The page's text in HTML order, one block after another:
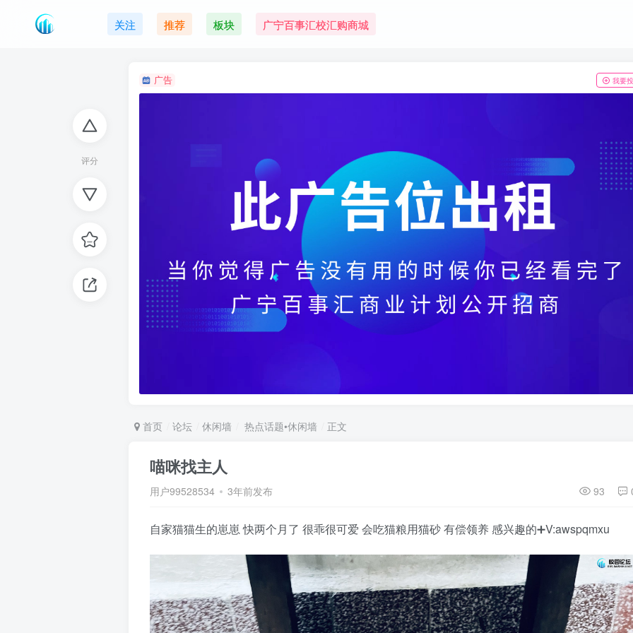
关注 推荐 板块 广宁百事汇校汇购商城
评分
广告 我要
首页 论坛 休闲墙 热点话题•休闲墙 正文
喵咪找主人
用户99528534 3年前发布 93
自家猫猫生的崽崽 快两个月了 很乖很可爱 会吃猫粮用猫砂 有偿领养 感兴趣的➕V:awspqmxu